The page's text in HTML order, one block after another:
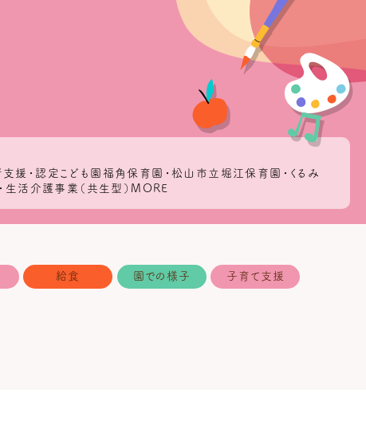
・認定こども園福角保育園・松山市立堀江保育園・くるみ
生活介護事業（共生型）MORE
給食 園での様子 子育て支援